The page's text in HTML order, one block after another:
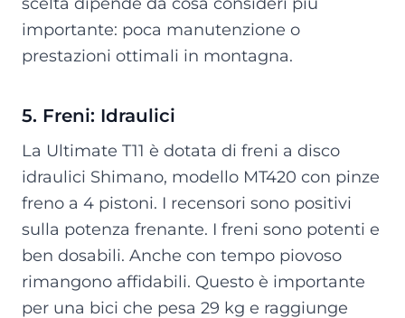
importante: poca manutenzione o
prestazioni ottimali in montagna.
5. Freni: Idraulici
La Ultimate T11 è dotata di freni a disco
idraulici Shimano, modello MT420 con pinze
freno a 4 pistoni. I recensori sono positivi
sulla potenza frenante. I freni sono potenti e
ben dosabili. Anche con tempo piovoso
rimangono affidabili. Questo è importante
per una bici che pesa 29 kg e raggiunge